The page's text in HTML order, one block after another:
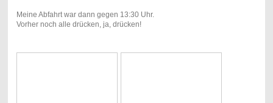
Meine Abfahrt war dann gegen 13:30 Uhr.
Vorher noch alle drücken, ja, drücken!